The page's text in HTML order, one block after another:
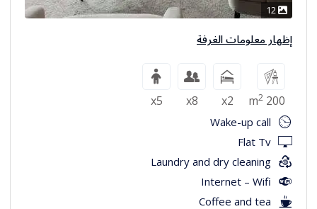
إظهار معلومات الغرفة
200 m
2
x2
x8
x5
Wake-up call
Flat Tv
Laundry and dry cleaning
Internet – Wifi
Coffee and tea